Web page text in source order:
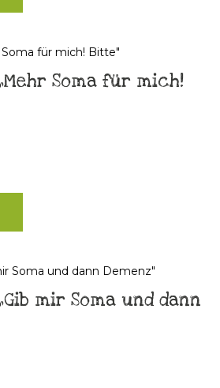
Soma für mich!
mir Soma und dann